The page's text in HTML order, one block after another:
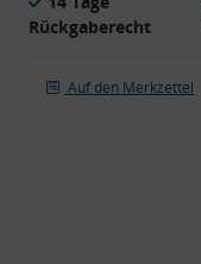
Rückgaberecht
Auf den Merkzettel